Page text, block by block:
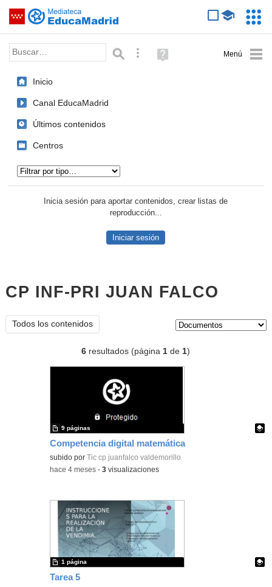
Saltar navegación
Palabra o frase: Búsqueda avanzada
Ayuda
(en
Inicio
Canal EducaMadrid
Últimos contenidos
Centros
Inicia sesión para aportar contenidos, crear listas de
reproducción...
Iniciar sesión
CP INF-PRI JUAN FALCO
Todos los contenidos
6 resultados (página1 de1)
Competencia digital matemática
Contenido educativo.
subido porTic cp juanfalco valdemorillo
9 páginas
-hace 4 meses -3 visualizaciones
Tarea 5
1 página